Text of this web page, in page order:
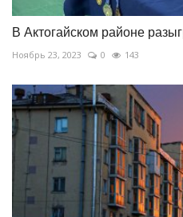
В Актогайском районе
Ноябрь 23, 2023 0 143